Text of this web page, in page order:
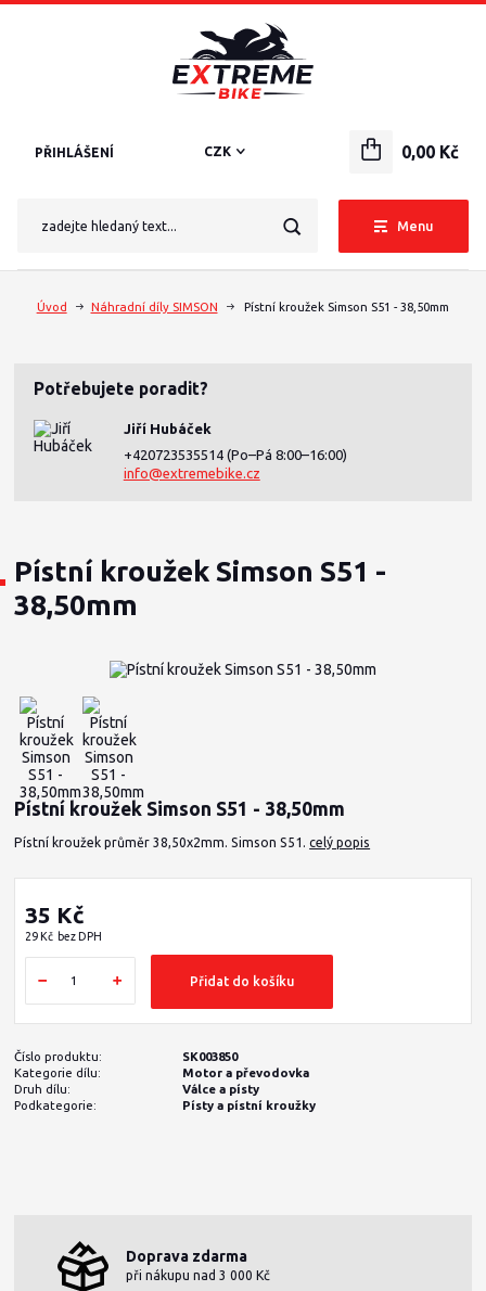
Menu
CZK
PŘIHLÁŠENÍ 0,00 Kč
Úvod Náhradní díly SIMSON Pístní kroužek Simson S51 - 38,50mm
Potřebujete poradit?
Jiří Hubáček
+420723535514 (Po–Pá 8:00–16:00)
info@extremebike.cz
Pístní kroužek Simson S51 -
38,50mm
Pístní kroužek Simson S51 - 38,50mm
Pístní kroužek průměr 38,50x2mm. Simson S51.celý popis
35 Kč
29 Kč bez DPH
Přidat do košíku
Číslo produktu:
SK003850
Kategorie dílu:
Motor a převodovka
Druh dílu:
Válce a písty
Podkategorie:
Písty a pístní kroužky
Doprava zdarma
při nákupu nad 3 000 Kč